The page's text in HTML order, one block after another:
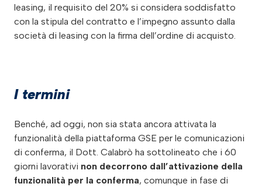
leasing, il requisito del 20% si considera soddisfatto
con la stipula del contratto e l’impegno assunto dalla
società di leasing con la firma dell’ordine di acquisto.
I termini
Benché, ad oggi, non sia stata ancora attivata la
funzionalità della piattaforma GSE per le comunicazioni
di conferma, il Dott. Calabrò ha sottolineato che i 60
giorni lavorativi non decorrono dall’attivazione della
funzionalità per la conferma, comunque in fase di